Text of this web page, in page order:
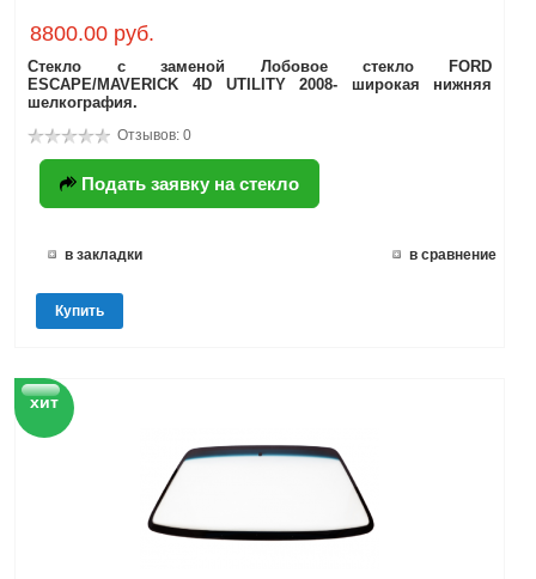
8800.00 руб.
Стекло с заменой Лобовое стекло FORD
ESCAPE/MAVERICK 4D UTILITY 2008- широкая нижняя
шелкография.
Отзывов: 0
Подать заявку на стекло
в закладки в сравнение
Купить
хит